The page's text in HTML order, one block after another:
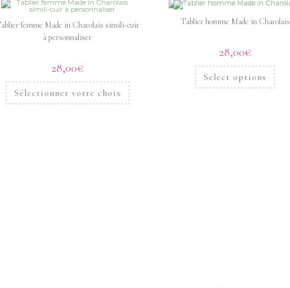
femme Made in Charolais simili-cuir
à personnaliser
28,00€
Sélectionner votre choix
Tablier homme Made in Charolais
28,00€
Select options